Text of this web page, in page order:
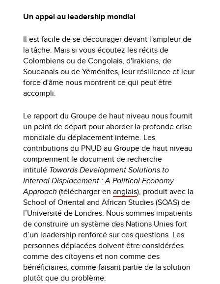
Un appel au leadership mondial
Il est facile de se décourager devant l'ampleur de
la tâche. Mais si vous écoutez les récits de
Colombiens ou de Congolais, d'Irakiens, de
Soudanais ou de Yéménites, leur résilience et leur
force d'âme nous montrent ce qui peut être
accompli.
Le rapport du Groupe de haut niveau nous fournit
un point de départ pour aborder la profonde crise
mondiale du déplacement interne. Les
contributions du PNUD au Groupe de haut niveau
comprennent le document de recherche
intitulé Towards Development Solutions to
Internal Displacement : A Political Economy
Approach (télécharger enanglais), produit avec la
School of Oriental and African Studies (SOAS) de
l’Université de Londres. Nous sommes impatients
de construire un système des Nations Unies fort
d’un leadership renforcé sur ces questions. Les
personnes déplacées doivent être considérées
comme des citoyens et non comme des
bénéficiaires, comme faisant partie de la solution
plutôt que du problème.